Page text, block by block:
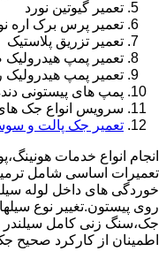
تعمیر گیوتین نورد
تعمیر پرس برک اره
تعمیر تزریق پلاستیک
تعمیر پمپ
تعمیر پمپ هیدرولیک
پمپ های پیستونی
سرویس انواع جک
تعمیر جک پالت و
انجام انواع خدمات
تعمیرات اساسی شامل
خوردگی های داخل لوله
روی پیستون.تغییر نوع
جک،سنگ زنی کامل
اطمینان از کارکرد صحیح